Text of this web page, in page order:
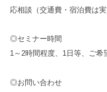
応相談（交通費・宿泊費は実
◎セミナー時間
1～2時間程度、1日等、ご希
◎お問い合わせ